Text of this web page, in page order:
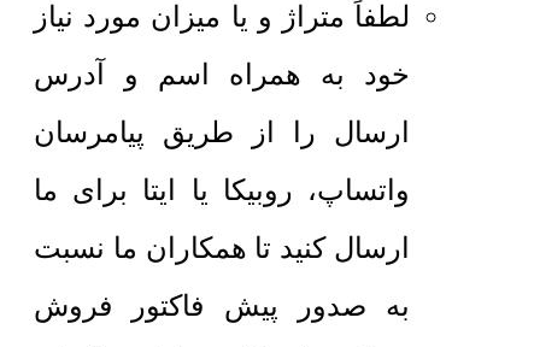
لطفاً متراژ و یا میزان مورد نیاز
خود به همراه اسم و آدرس
ارسال را از طریق پیامرسان
واتساپ، روبیکا یا ایتا برای ما
ارسال کنید تا همکاران ما نسبت
به صدور پیش فاکتور فروش